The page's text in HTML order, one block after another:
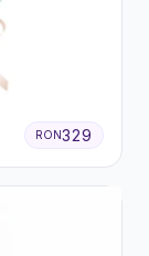
RON329